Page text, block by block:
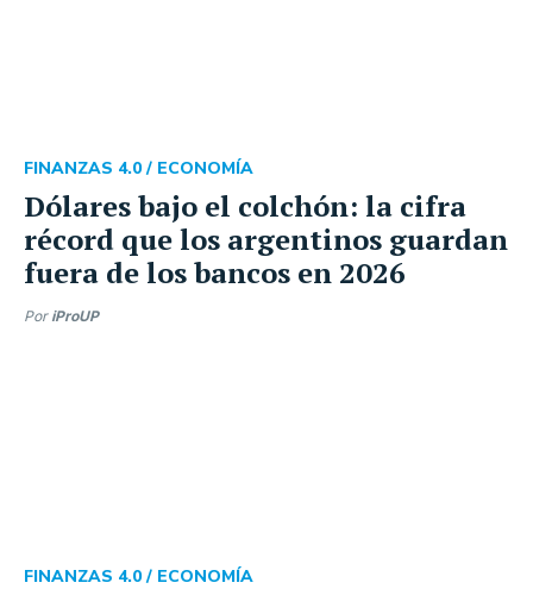
Dólares bajo el colchón: la cifra
récord que los argentinos guardan
fuera de los bancos en 2026
FINANZAS 4.0 / ECONOMÍA
Por iProUP
FINANZAS 4.0 / ECONOMÍA